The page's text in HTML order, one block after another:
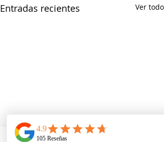
Entradas recientes Ver todo